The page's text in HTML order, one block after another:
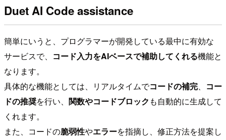
Duet AI Code assistance
簡単にいうと、プログラマーが開発している最中に有効な
サービスで、 コード入力をAIベースで補助してくれる機能と
なります。
具体的な機能としては、リアルタイムでコードの補完、 コー
ドの推奨を行い、 関数やコードブロック も自動的に生成して
くれます。
また、コードの脆弱性やエラーを指摘し、修正方法を提案し